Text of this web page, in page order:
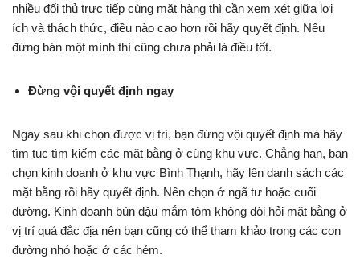
nhiều đối thủ trực tiếp cùng mặt hàng thì cần xem xét giữa lợi
ích và thách thức, điều nào cao hơn rồi hãy quyết định. Nếu
đứng bán một mình thì cũng chưa phải là điều tốt.
Đừng vội quyết định ngay
Ngay sau khi chọn được vị trí, bạn đừng vội quyết định mà hãy
tìm tục tìm kiếm các mặt bằng ở cùng khu vực. Chẳng hạn, bạn
chọn kinh doanh ở khu vực Bình Thạnh, hãy lên danh sách các
mặt bằng rồi hãy quyết định. Nên chọn ở ngã tư hoặc cuối
đường. Kinh doanh bún đậu mắm tôm không đòi hỏi mặt bằng ở
vị trí quá đắc địa nên bạn cũng có thể tham khảo trong các con
đường nhỏ hoặc ở các hẻm.